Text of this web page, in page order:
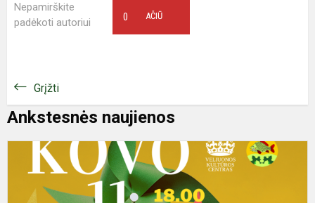
Nepamirškite
padėkoti autoriui
AČIŪ
0
Grįžti
Ankstesnės naujienos